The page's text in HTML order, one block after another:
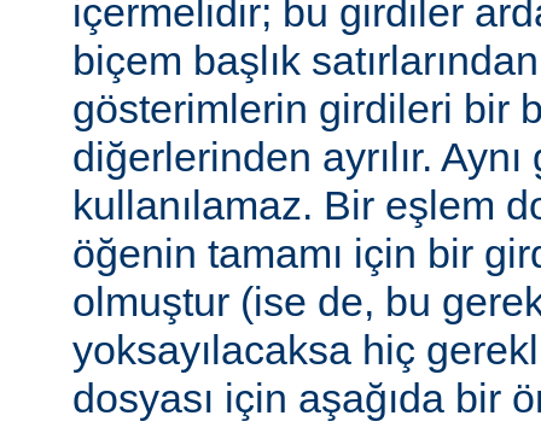
içermelidir; bu girdiler
biçem başlık
gösterimlerin girdileri bir
diğerlerinden ayrılır.
kullanılamaz. Bir eşlem
öğenin tamamı için bir
olmuştur (ise de, bu
yoksayılacaksa hiç
dosyası için aşağıda bir